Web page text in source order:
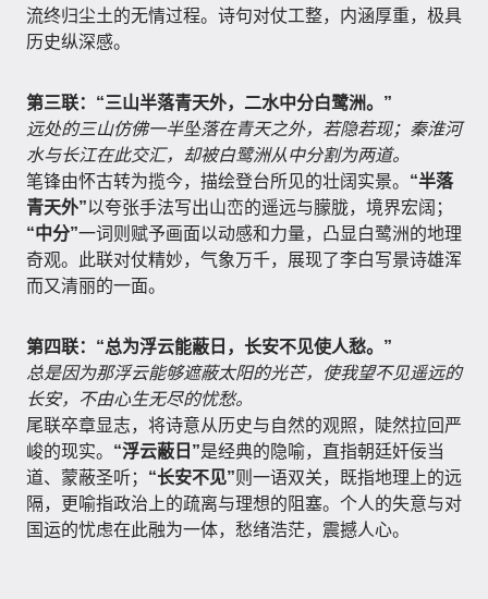
流终归尘土的无情过程。诗句对仗工整，内涵厚重，极具
历史纵深感。
第三联：“三山半落青天外，二水中分白鹭洲。”
远处的三山仿佛一半坠落在青天之外，若隐若现；秦淮河
水与长江在此交汇，却被白鹭洲从中分割为两道。
笔锋由怀古转为揽今，描绘登台所见的壮阔实景。 “半落
青天外”以夸张手法写出山峦的遥远与朦胧，境界宏阔；
“中分”一词则赋予画面以动感和力量，凸显白鹭洲的地理
奇观。此联对仗精妙，气象万千，展现了李白写景诗雄浑
而又清丽的一面。
第四联：“总为浮云能蔽日，长安不见使人愁。”
总是因为那浮云能够遮蔽太阳的光芒，使我望不见遥远的
长安，不由心生无尽的忧愁。
尾联卒章显志，将诗意从历史与自然的观照，陡然拉回严
峻的现实。 “浮云蔽日”是经典的隐喻，直指朝廷奸佞当
道、蒙蔽圣听； “长安不见”则一语双关，既指地理上的远
隔，更喻指政治上的疏离与理想的阻塞。个人的失意与对
国运的忧虑在此融为一体，愁绪浩茫，震撼人心。